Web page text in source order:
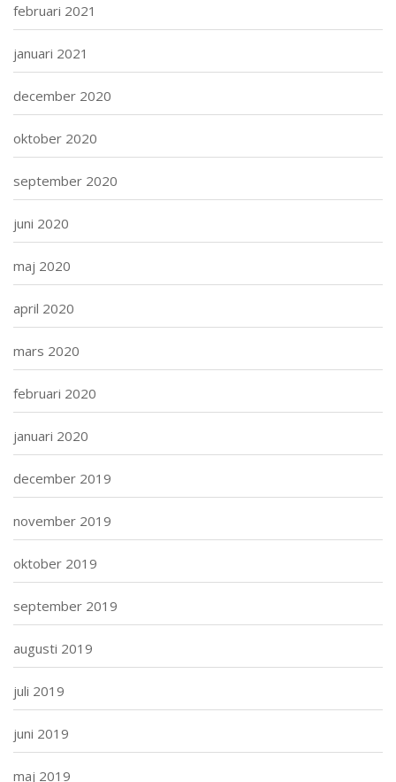
februari 2021
januari 2021
december 2020
oktober 2020
september 2020
juni 2020
maj 2020
april 2020
mars 2020
februari 2020
januari 2020
december 2019
november 2019
oktober 2019
september 2019
augusti 2019
juli 2019
juni 2019
maj 2019